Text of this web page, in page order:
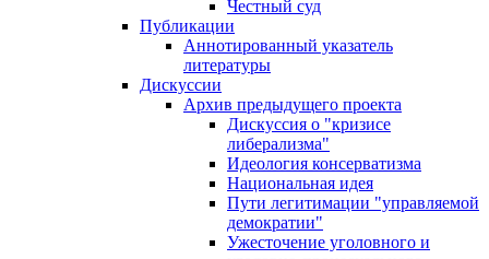
Честный суд
Публикации
Аннотированный указатель
литературы
Дискуссии
Архив предыдущего проекта
Дискуссия о "кризисе
либерализма"
Идеология консерватизма
Национальная идея
Пути легитимации "управляемой
демократии"
Ужесточение уголовного и